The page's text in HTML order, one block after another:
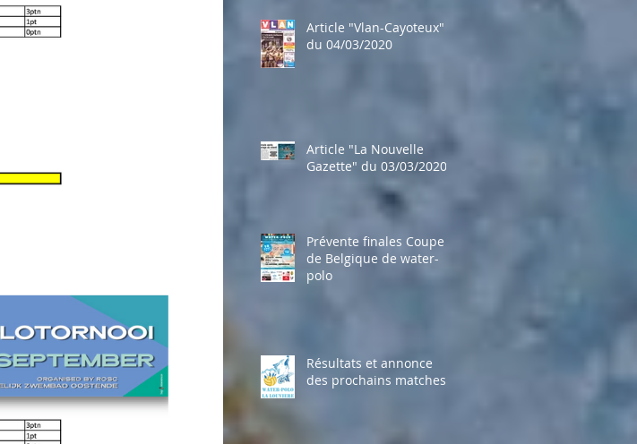
Article "Vlan-Cayoteux"
du 04/03/2020
Article "La Nouvelle
Gazette" du 03/03/2020
Prévente finales Coupe
de Belgique de water-
polo
Résultats et annonce
des prochains matches